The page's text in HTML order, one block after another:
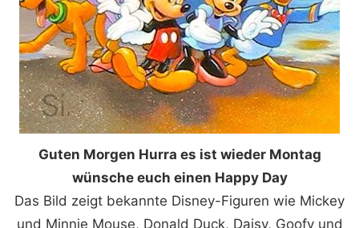
Guten Morgen Hurra es ist wieder Montag
wünsche euch einen Happy Day
Das Bild zeigt bekannte Disney-Figuren wie Mickey
und Minnie Mouse, Donald Duck, Daisy, Goofy und